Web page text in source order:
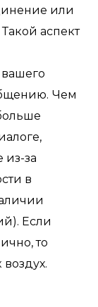
или
аспект
Чем
из-за
в
Если
то